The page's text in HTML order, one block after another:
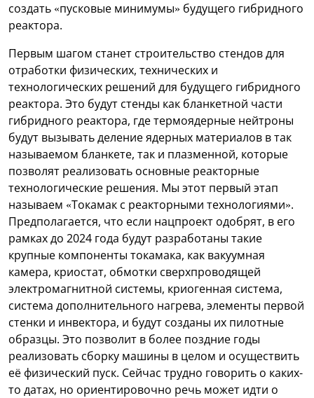
создать «пусковые минимумы» будущего гибридного
реактора.
Первым шагом станет строительство стендов для
отработки физических, технических и
технологических решений для будущего гибридного
реактора. Это будут стенды как бланкетной части
гибридного реактора, где термоядерные нейтроны
будут вызывать деление ядерных материалов в так
называемом бланкете, так и плазменной, которые
позволят реализовать основные реакторные
технологические решения. Мы этот первый этап
называем «Токамак с реакторными технологиями».
Предполагается, что если нацпроект одобрят, в его
рамках до 2024 года будут разработаны такие
крупные компоненты токамака, как вакуумная
камера, криостат, обмотки сверхпроводящей
электромагнитной системы, криогенная система,
система дополнительного нагрева, элементы первой
стенки и инвектора, и будут созданы их пилотные
образцы. Это позволит в более поздние годы
реализовать сборку машины в целом и осуществить
её физический пуск. Сейчас трудно говорить о каких-
то датах, но ориентировочно речь может идти о